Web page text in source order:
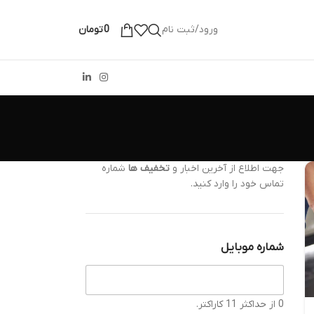
ورود/ثبت نام 0تومان
جهت اطلاع از آخرین اخبار و تخفیف ها شماره
تماس خود را وارد کنید.
شماره موبایل
0 از حداکثر 11 کاراکتر.